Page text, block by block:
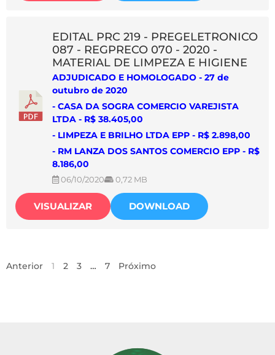
EDITAL PRC 219 - PREGELETRONICO
087 - REGPRECO 070 - 2020 -
MATERIAL DE LIMPEZA E HIGIENE
ADJUDICADO E HOMOLOGADO - 27 de
outubro de 2020
- CASA DA SOGRA COMERCIO VAREJISTA
LTDA - R$ 38.405,00
- LIMPEZA E BRILHO LTDA EPP - R$ 2.898,00
- RM LANZA DOS SANTOS COMERCIO EPP - R$
8.186,00
06/10/2020 0,72 MB
VISUALIZAR DOWNLOAD
Anterior 1 2 3 … 7 Próximo